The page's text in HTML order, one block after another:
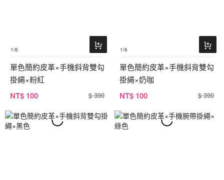
1/6
單色簡約皮革×手機斜背雙勾
掛繩×粉紅
NT$ 100 $ 390
1/6
單色簡約皮革×手機斜背雙勾
掛繩×奶咖
NT$ 100 $ 390